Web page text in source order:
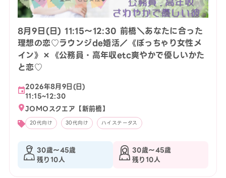
8月9日(日) 11:15〜12:30 前橋＼あなたに合った
理想の恋♡ラウンジde婚活／《ぽっちゃり女性メ
イン》×《公務員・高年収etc爽やかで優しいかた
と恋♡
2026年8月9日(日)
11:15~12:30
JOMOスクエア【新前橋】
20代向け 30代向け ハイステータス
30歳〜45歳
残り10人
30歳〜45歳
残り10人